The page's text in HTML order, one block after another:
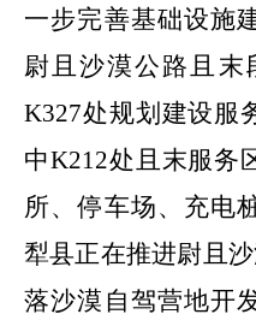
一步完善基础设施
尉且沙漠公路且末
K327处规划建设服
中K212处且末服务
所、停车场、充电
犁县正在推进尉且
落沙漠自驾营地开